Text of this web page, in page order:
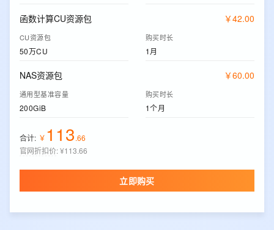
函数计算CU资源包 ￥42.00
CU资源包
50万CU
购买时长
1月
NAS资源包 ￥60.00
通用型基准容量
200GiB
购买时长
1个月
合计: ￥ 113.66
官网折扣价:¥113.66
立即购买